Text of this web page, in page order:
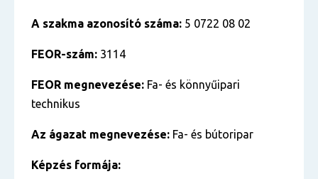
A szakma azonosító száma: 5 0722 08 02
FEOR-szám: 3114
FEOR megnevezése: Fa- és könnyűipari
technikus
Az ágazat megnevezése: Fa- és bútoripar
Képzés formája: